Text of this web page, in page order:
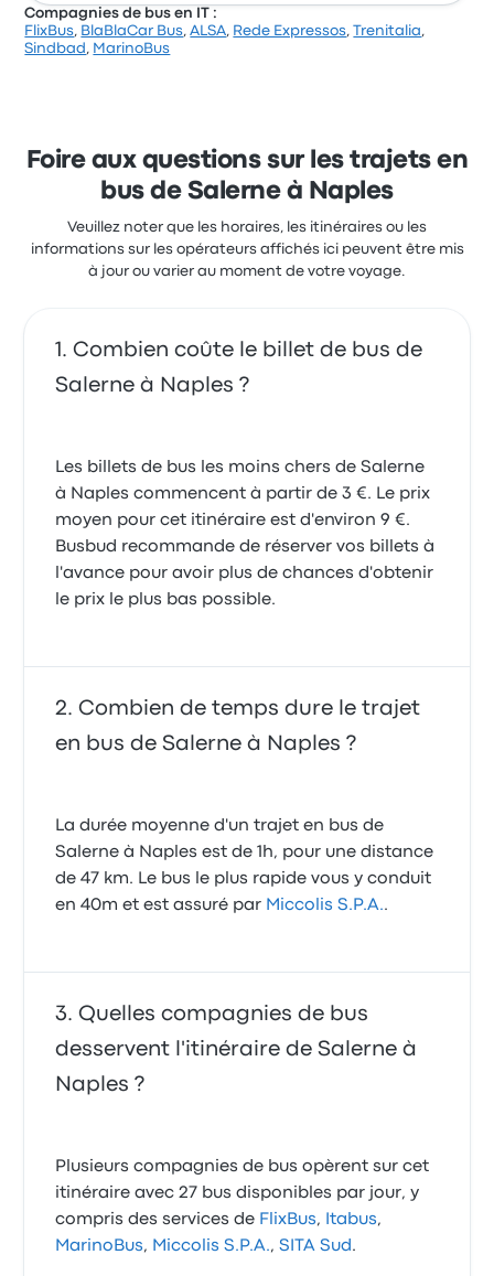
Sur un total de 403 avis, la compagnie a reçu la note
voyage commencer à 7 €
Compagnies de bus en IT :
FlixBus, BlaBlaCar Bus,ALSA, Rede Expressos,Trenitalia,
Sindbad , MarinoBus
Foire aux questions sur les trajets en
bus de Salerne à Naples
Veuillez noter que les horaires, les itinéraires ou les
informations sur les opérateurs affichés ici peuvent être mis
à jour ou varier au moment de votre voyage.
Combien coûte le billet de bus de
Salerne à Naples ?
Les billets de bus les moins chers de Salerne
à Naples commencent à partir de 3 €. Le prix
moyen pour cet itinéraire est d'environ 9 €.
Busbud recommande de réserver vos billets à
l'avance pour avoir plus de chances d'obtenir
le prix le plus bas possible.
Combien de temps dure le trajet
en bus de Salerne à Naples ?
La durée moyenne d'un trajet en bus de
Salerne à Naples est de 1h, pour une distance
de 47 km. Le bus le plus rapide vous y conduit
en 40m et est assuré par Miccolis S.P.A..
Quelles compagnies de bus
desservent l'itinéraire de Salerne à
Naples ?
Plusieurs compagnies de bus opèrent sur cet
itinéraire avec 27 bus disponibles par jour, y
compris des services de FlixBus, Itabus,
MarinoBus, Miccolis S.P.A.,SITA Sud .